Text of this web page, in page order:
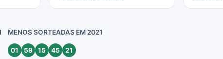
MENOS SORTEADAS EM 2021
01 59 15 45 21